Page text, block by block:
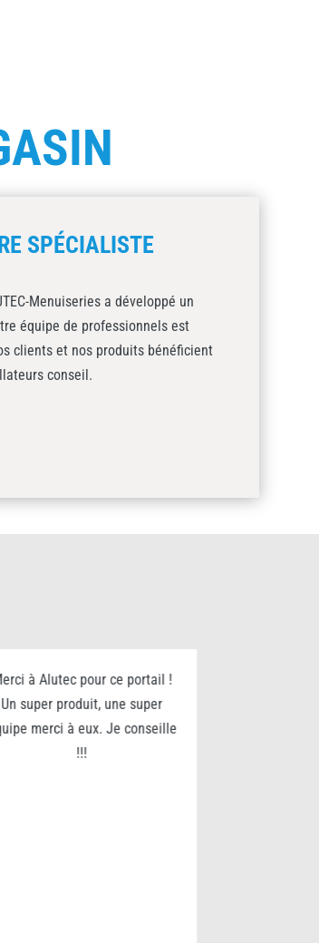
SPÉCIALISTE
Menuiseries a développé un
équipe de professionnels est
clients et nos produits bénéficient
conseil.
à Alutec pour ce portail !
Un super produit, une super
merci à eux. Je conseille
!!!